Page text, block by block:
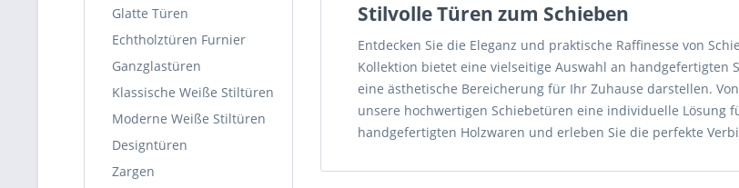
Glatte Türen
Echtholztüren Furnier
Ganzglastüren
Klassische Weiße Stiltüren
Moderne Weiße Stiltüren
Designtüren
Zargen
Stilvolle Türen zum Schieben
Entdecken Sie die Eleganz und praktische Raffinesse von
Kollektion bietet eine vielseitige Auswahl an handgefertigten
eine ästhetische Bereicherung für Ihr Zuhause darstellen.
unsere hochwertigen Schiebetüren eine individuelle Lösung
handgefertigten Holzwaren und erleben Sie die perfekte